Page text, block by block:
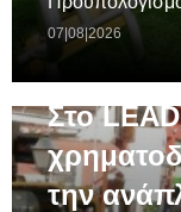
07|08|2026
Στο
την